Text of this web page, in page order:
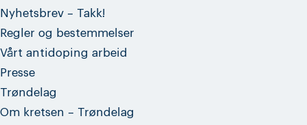
Nyhetsbrev – Takk!
Regler og bestemmelser
Vårt antidoping arbeid
Presse
Trøndelag
Om kretsen – Trøndelag